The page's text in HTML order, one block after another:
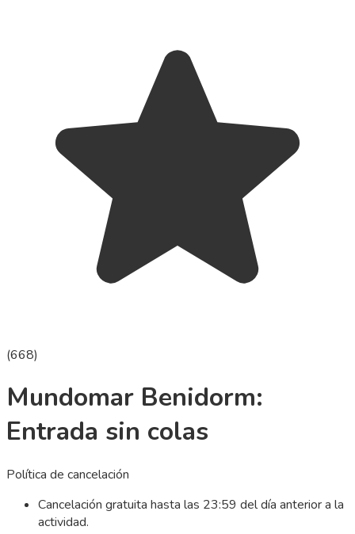
(668)
Mundomar Benidorm:
Entrada sin colas
Política de cancelación
Cancelación gratuita hasta las 23:59 del día anterior a la
actividad.